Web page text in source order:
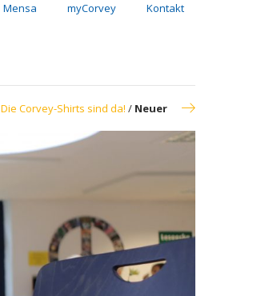
Mensa myCorvey Kontakt
Die Corvey-Shirts sind da! / Neuer